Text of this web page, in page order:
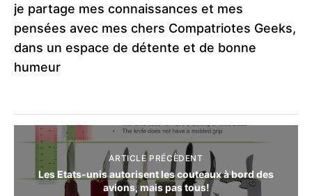
je partage mes connaissances et mes
pensées avec mes chers Compatriotes Geeks,
dans un espace de détente et de bonne
humeur
ARTICLE PRÉCÈDENT
Les Etats-unis autorisent les couteaux à bord des
avions, mais pas tous!